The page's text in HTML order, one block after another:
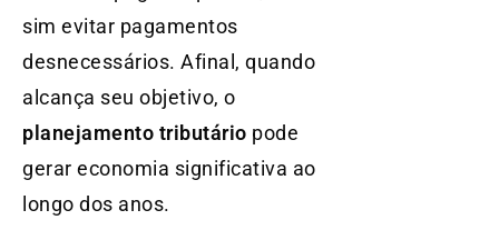
sim evitar pagamentos
desnecessários. Afinal, quando
alcança seu objetivo, o
planejamento tributário pode
gerar economia significativa ao
longo dos anos.